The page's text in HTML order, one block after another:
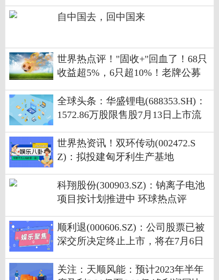
自中国去，回中国来
世界热点评！"固收+"回血了！68只
收益超5%，6只超10%！老牌公募
全球头条：华盛锂电(688353.SH)：
1572.86万股限售股7月13日上市流
世界热资讯！双环传动(002472.S
Z)：拟投建匈牙利生产基地
科翔股份(300903.SZ)：钠离子电池
项目按计划推进中 环球热点评
顺利退(000606.SZ)：公司股票已被
深交所决定终止上市，将在7月6日
关注：天顺风能：预计2023年半年